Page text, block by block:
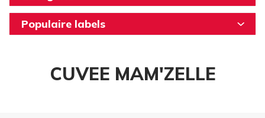
Populaire labels
CUVEE MAM'ZELLE